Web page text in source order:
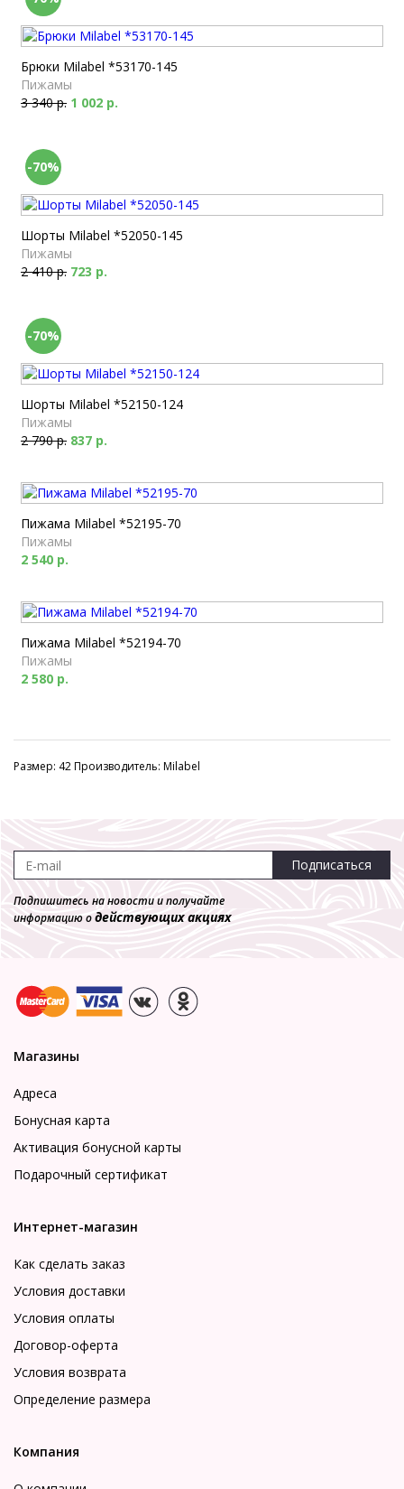
Брюки Milabel *53170-145
Пижамы
3 340 р. 1 002 р.
-70%
Шорты Milabel *52050-145
Пижамы
2 410 р. 723 р.
-70%
Шорты Milabel *52150-124
Пижамы
2 790 р. 837 р.
Пижама Milabel *52195-70
Пижамы
2 540 р.
Пижама Milabel *52194-70
Пижамы
2 580 р.
Размер: 42 Производитель: Milabel
Подписаться
Подпишитесь на новости и получайте
информацию одействующих акциях
Магазины
Адреса
Бонусная карта
Активация бонусной карты
Подарочный сертификат
Интернет-магазин
Как сделать заказ
Условия доставки
Условия оплаты
Договор-оферта
Условия возврата
Определение размера
Компания